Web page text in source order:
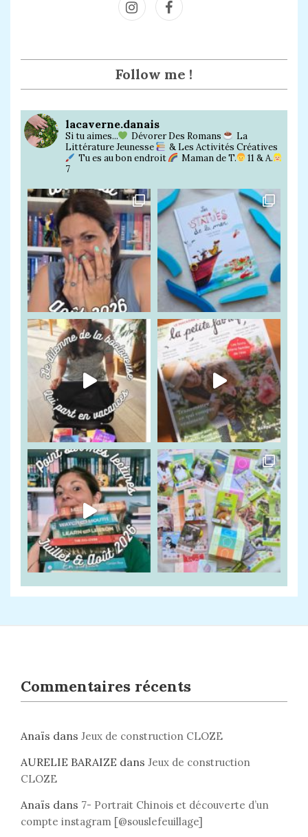
m
Follow me !
lacaverne.danais
Si tu aimes... Dévorer Des Romans
La
Littérature Jeunesse
& Les Activités Créatives
Tu es au bon endroit
Maman de T.
11 & A.
7
Commentaires récents
Anaïs dans Jeux de construction CLOZE
AURELIE BARAIZE dans Jeux de construction
CLOZE
Anaïs dans 7- Portrait Chinois et découverte d’un
compte instagram [@souslefeuillage]